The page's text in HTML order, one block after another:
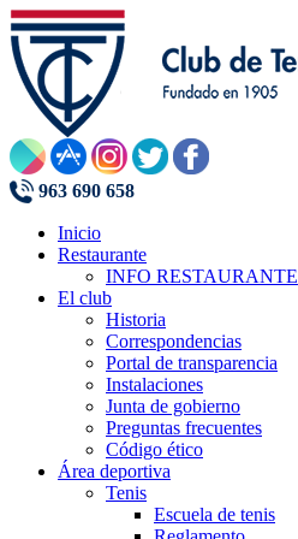
963 690 658
Inicio
Restaurante
INFO RESTAURANTE
El club
Historia
Correspondencias
Portal de transparencia
Instalaciones
Junta de gobierno
Preguntas frecuentes
Código ético
Área deportiva
Tenis
Escuela de tenis